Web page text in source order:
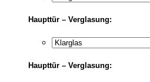
Haupttür – Verglasung:
Haupttür – Verglasung: